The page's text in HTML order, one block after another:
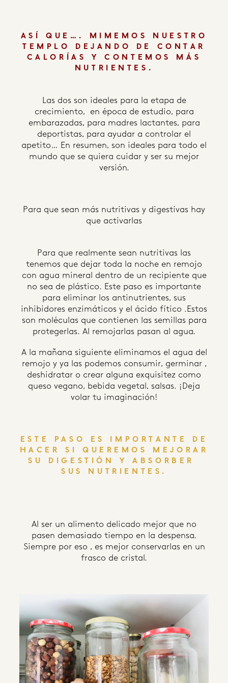
ASÍ QUE…. MIMEMOS NUESTRO
TEMPLO DEJANDO DE CONTAR
CALORÍAS Y CONTEMOS MÁS
NUTRIENTES.
Las dos son ideales para la etapa de
crecimiento, en época de estudio, para
embarazadas, para madres lactantes, para
deportistas, para ayudar a controlar el
apetito… En resumen, son ideales para todo el
mundo que se quiera cuidar y ser su mejor
versión.
Para que sean más nutritivas y digestivas hay
que activarlas
Para que realmente sean nutritivas las
tenemos que dejar toda la noche en remojo
con agua mineral dentro de un recipiente que
no sea de plástico. Este paso es importante
para eliminar los antinutrientes, sus
inhibidores enzimáticos y el ácido fítico .Estos
son moléculas que contienen las semillas para
protegerlas. Al remojarlas pasan al agua.
A la mañana siguiente eliminamos el agua del
remojo y ya las podemos consumir, germinar ,
deshidratar o crear alguna exquisitez como
queso vegano, bebida vegetal, salsas. ¡Deja
volar tu imaginación!
ESTE PASO ES IMPORTANTE DE
HACER SI QUEREMOS MEJORAR
SU DIGESTIÓN Y ABSORBER
SUS NUTRIENTES.
Al ser un alimento delicado mejor que no
pasen demasiado tiempo en la despensa.
Siempre por eso , es mejor conservarlas en un
frasco de cristal.